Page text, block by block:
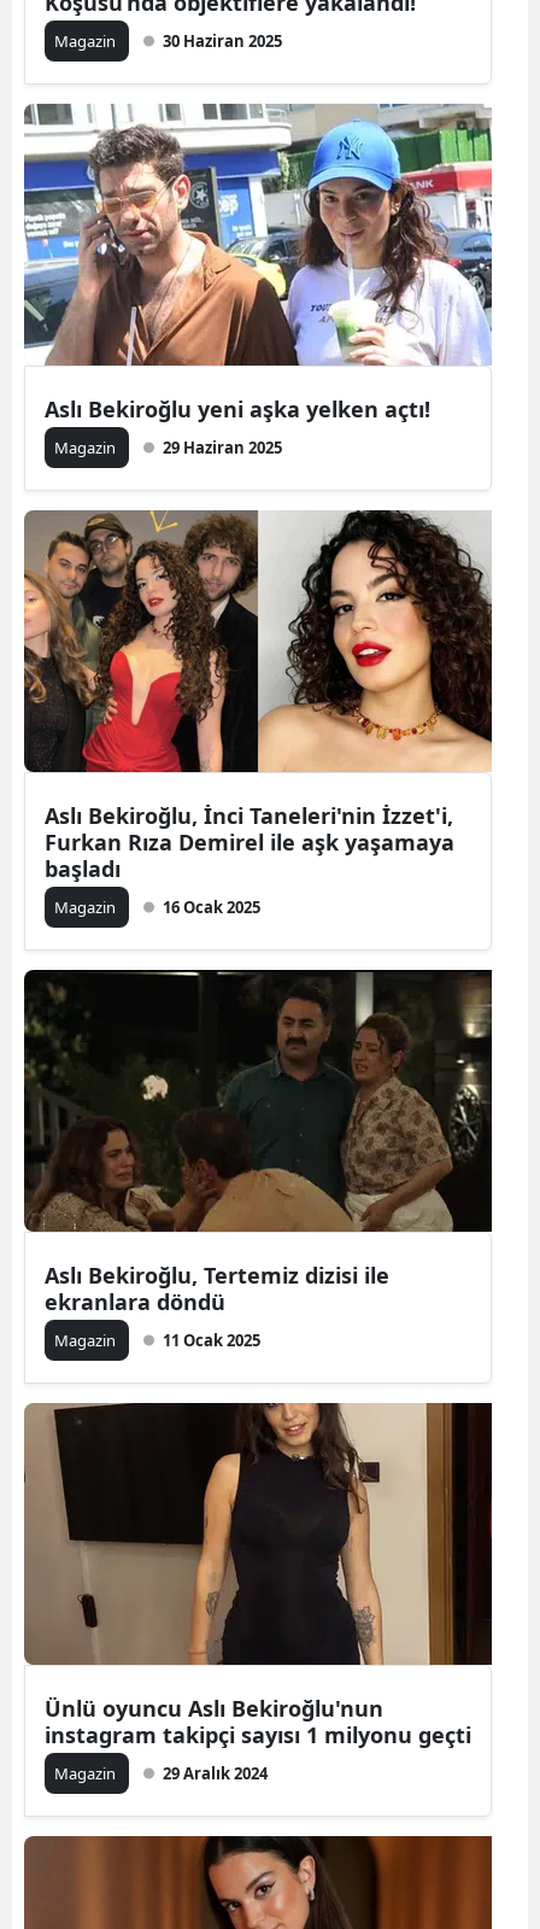
Magazin 30 Haziran 2025
Aslı Bekiroğlu yeni aşka yelken açtı!
Magazin 29 Haziran 2025
Aslı Bekiroğlu, İnci Taneleri'nin İzzet'i,
Furkan Rıza Demirel ile aşk yaşamaya
başladı
Magazin 16 Ocak 2025
Aslı Bekiroğlu, Tertemiz dizisi ile
ekranlara döndü
Magazin 11 Ocak 2025
Ünlü oyuncu Aslı Bekiroğlu'nun
instagram takipçi sayısı 1 milyonu geçti
Magazin 29 Aralık 2024